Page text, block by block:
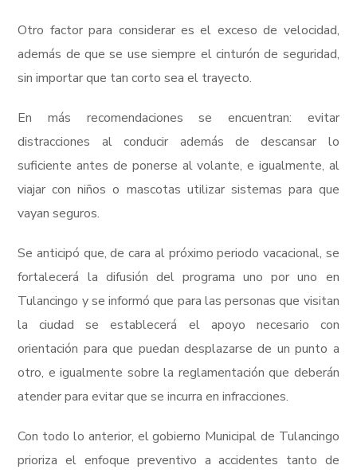
Otro factor para considerar es el exceso de velocidad,
además de que se use siempre el cinturón de seguridad,
sin importar que tan corto sea el trayecto.
En más recomendaciones se encuentran: evitar
distracciones al conducir además de descansar lo
suficiente antes de ponerse al volante, e igualmente, al
viajar con niños o mascotas utilizar sistemas para que
vayan seguros.
Se anticipó que, de cara al próximo periodo vacacional, se
fortalecerá la difusión del programa uno por uno en
Tulancingo y se informó que para las personas que visitan
la ciudad se establecerá el apoyo necesario con
orientación para que puedan desplazarse de un punto a
otro, e igualmente sobre la reglamentación que deberán
atender para evitar que se incurra en infracciones.
Con todo lo anterior, el gobierno Municipal de Tulancingo
prioriza el enfoque preventivo a accidentes tanto de
RESUMIR ESTA PÁGINA